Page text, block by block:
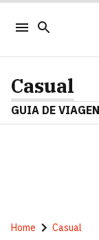
Casual
GUIA DE
Home Casual